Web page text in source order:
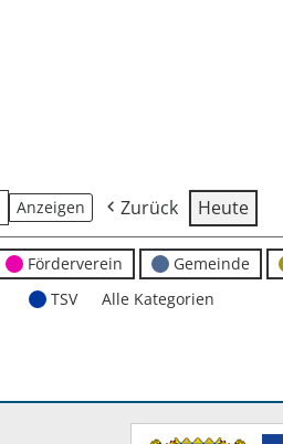
Zurück Heute
Förderverein Gemeinde
TSV
Alle Kategorien